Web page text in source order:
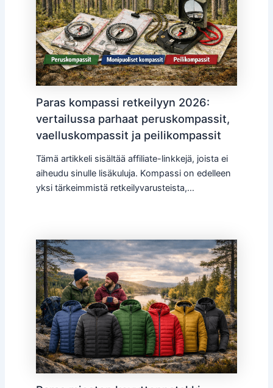
Paras kompassi retkeilyyn 2026:
vertailussa parhaat peruskompassit,
vaelluskompassit ja peilikompassit
Tämä artikkeli sisältää affiliate-linkkejä, joista ei
aiheudu sinulle lisäkuluja. Kompassi on edelleen
yksi tärkeimmistä retkeilyvarusteista,…